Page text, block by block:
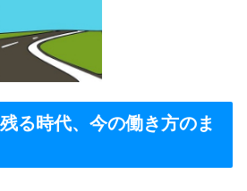
る時代、今の働き方のま